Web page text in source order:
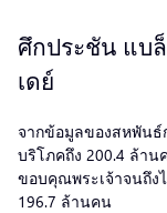
ศึกประชัน แบ
เดย์
จากข้อมูลของสหพันธ์
บริโภคถึง 200.4 ล้า
ขอบคุณพระเจ้าจนถึง
196.7 ล้านคน